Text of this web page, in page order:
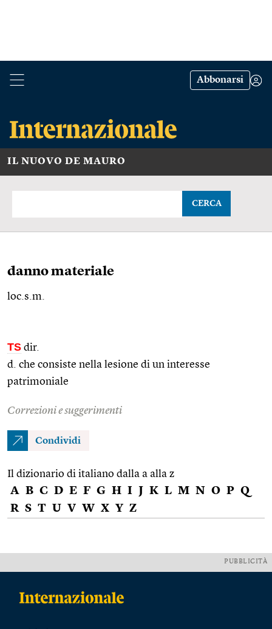
Abbonarsi
IL NUOVO DE MAURO
CERCA
danno materiale
loc.s.m.
TS dir.
d. che consiste nella lesione di un interesse
patrimoniale
Correzioni e suggerimenti
Condividi
Il dizionario di italiano dalla a alla z
A B C D E F G H I J K L M N O P Q
R S T U V W X Y Z
PUBBLICITÀ